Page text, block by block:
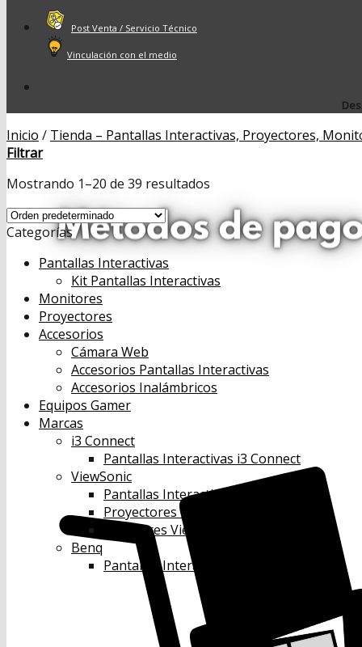
Post Venta / Servicio Técnico
Vinculación con el medio
Inicio / Tienda – Pantallas Interactivas, Proyectores,
Filtrar
Mostrando 1–20 de 39 resultados
Categorías
Pantallas Interactivas
Kit Pantallas Interactivas
Monitores
Proyectores
Accesorios
Cámara Web
Accesorios Pantallas Interactivas
Accesorios Inalámbricos
Equipos Gamer
Marcas
i3 Connect
Pantallas Interactivas i3 Connect
ViewSonic
Pantallas Interactivas Viewsonic
Proyectores Viewsonic
Monitores Viewsonic
Benq
Pantallas Interactivas Benq